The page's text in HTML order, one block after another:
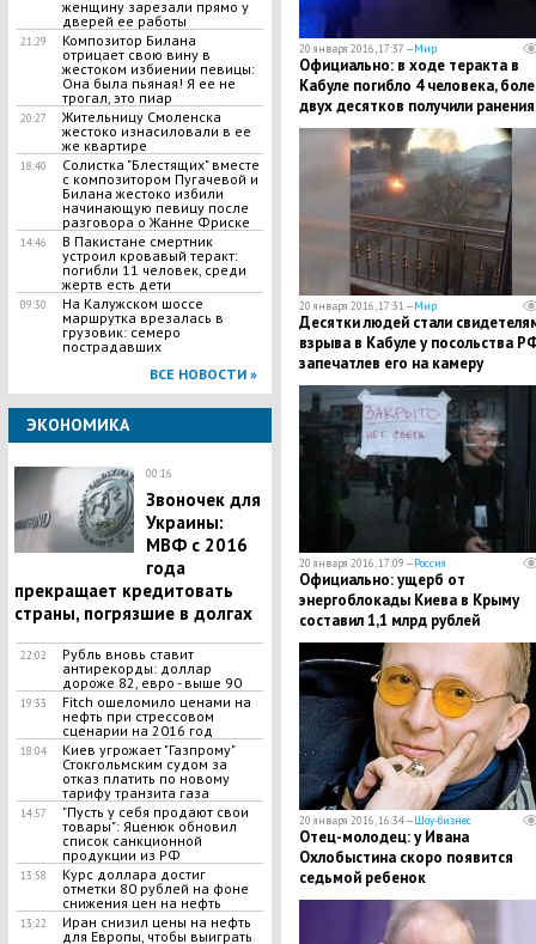
женщину зарезали прямо у
дверей ее работы
21:29
Композитор Билана
отрицает свою вину в
жестоком избиении певицы:
Она была пьяная! Я ее не
трогал, это пиар
20:27
Жительницу Смоленска
жестоко изнасиловали в ее
же квартире
18:40
Солистка "Блестящих" вместе
с композитором Пугачевой и
Билана жестоко избили
начинающую певицу после
разговора о Жанне Фриске
14:46
В Пакистане смертник
устроил кровавый теракт:
погибли 11 человек, среди
жертв есть дети
09:30
На Калужском шоссе
маршрутка врезалась в
грузовик: семеро
пострадавших
ВСЕ НОВОСТИ »
ЭКОНОМИКА
00:16
Звоночек для
Украины:
МВФ с 2016
года
прекращает кредитовать
страны, погрязшие в долгах
22:02
Рубль вновь ставит
антирекорды: доллар
дороже 82, евро - выше 90
19:33
Fitch ошеломило ценами на
нефть при стрессовом
сценарии на 2016 год
18:04
Киев угрожает "Газпрому"
Стокгольмским судом за
отказ платить по новому
тарифу транзита газа
14:57
"Пусть у себя продают свои
товары": Яценюк обновил
список санкционной
продукции из РФ
13:58
Курс доллара достиг
отметки 80 рублей на фоне
снижения цен на нефть
13:22
Иран снизил цены на нефть
для Европы, чтобы выиграть
20 января 2016, 17:37 —Мир
Официально: в ходе теракта в
Кабуле погибло 4 человека,
двух десятков получили ранения
20 января 2016, 17:31 —Мир
Десятки людей стали
взрыва в Кабуле у посольства
запечатлев его на камеру
20 января 2016, 17:09 —Россия
Официально: ущерб от
энергоблокады Киева в Крыму
составил 1,1 млрд рублей
20 января 2016, 16:34 —Шоу-бизнес
Отец-молодец: у Ивана
Охлобыстина скоро появится
седьмой ребенок